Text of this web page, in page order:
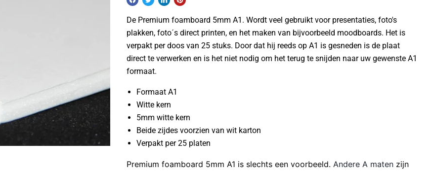
De Premium foamboard 5mm A1. Wordt veel gebruikt voor presentaties, foto's
plakken, foto´s direct printen, en het maken van bijvoorbeeld moodboards. Het is
verpakt per doos van 25 stuks. Door dat hij reeds op A1 is gesneden is de plaat
direct te verwerken en is het niet nodig om het terug te snijden naar uw gewenste A1
formaat.
Formaat A1
Witte kern
5mm witte kern
Beide zijdes voorzien van wit karton
Verpakt per 25 platen
Premium foamboard 5mm A1 is slechts een voorbeeld. Andere A matenzijn